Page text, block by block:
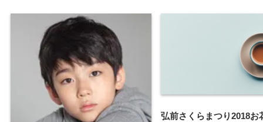
弘前さくらまつり2018お